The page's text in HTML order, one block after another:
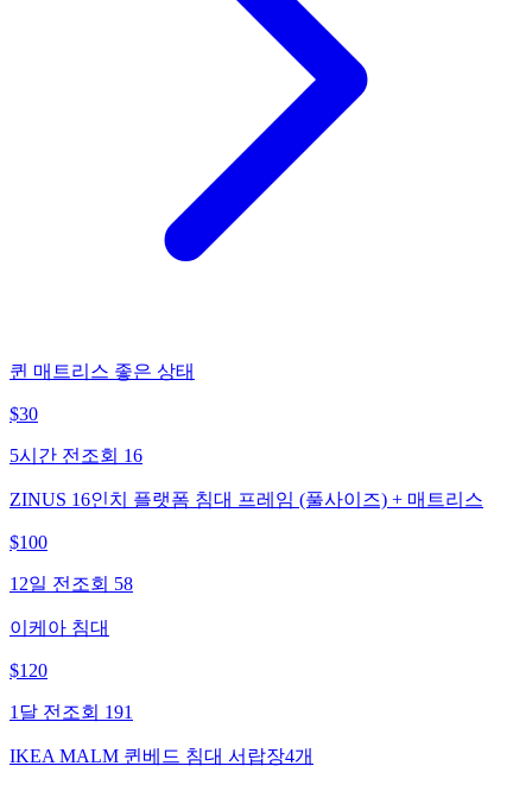
퀸 매트리스 좋은 상태
$30
5시간 전 조회 16
ZINUS 16인치 플랫폼 침대 프레임 (풀사이즈) + 매트리스
$100
12일 전 조회 58
이케아 침대
$120
1달 전 조회 191
IKEA MALM 퀸베드 침대 서랍장4개